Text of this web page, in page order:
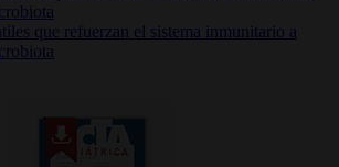
que refuerzan el sistema inmunitario a